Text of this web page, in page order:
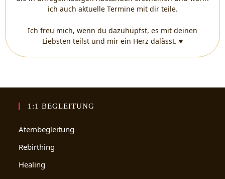
ich auch aktuelle Termine mit dir teile.
Ich freu mich, wenn du dazuhüpfst, es mit deinen
Liebsten teilst und mir ein Herz dalässt. ♥
1:1 BEGLEITUNG
Atembegleitung
Rebirthing
Healing